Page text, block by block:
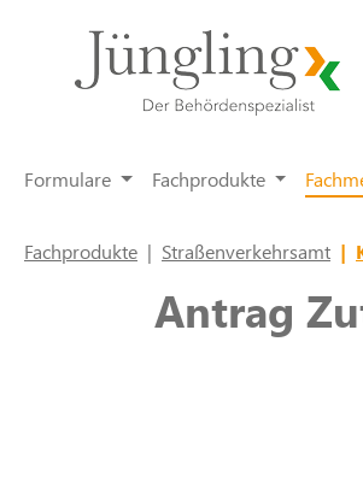
Zur Hauptnavigation
Formulare Fachprodukte
Fachprodukte | Straßenverkehrsamt |
Antrag